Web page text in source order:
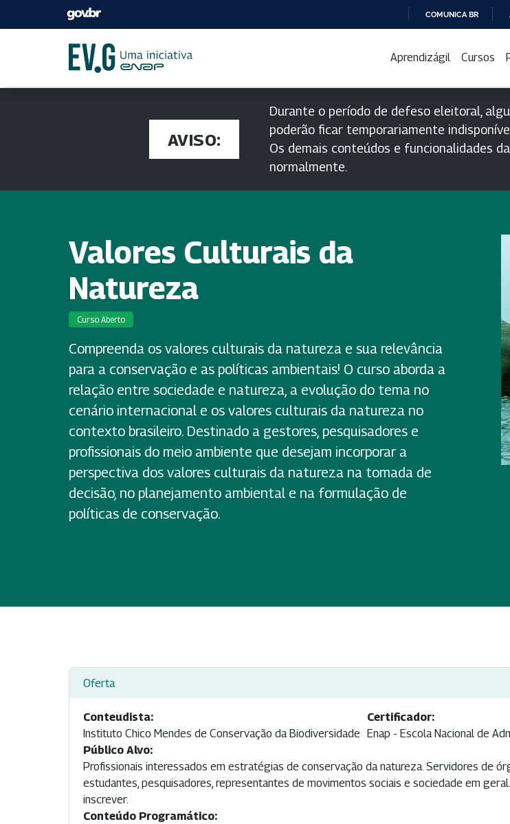
PARA
CONTEÚDO
COMUNICA BR
Aprendizágil Cursos
AVISO:
Durante o período de defeso eleitoral,
poderão ficar temporariamente
Os demais conteúdos e funcionalidades
normalmente.
Valores Culturais da
Natureza
Curso Aberto
Compreenda os valores culturais da natureza e sua relevância
para a conservação e as políticas ambientais! O curso aborda a
relação entre sociedade e natureza, a evolução do tema no
cenário internacional e os valores culturais da natureza no
contexto brasileiro. Destinado a gestores, pesquisadores e
profissionais do meio ambiente que desejam incorporar a
perspectiva dos valores culturais da natureza na tomada de
decisão, no planejamento ambiental e na formulação de
políticas de conservação.
Oferta
Conteudista:
Instituto Chico Mendes de Conservação da Biodiversidade
Certificador:
Enap - Escola Nacional de
Público Alvo:
Profissionais interessados em estratégias de conservação da natureza. Servidores de
estudantes, pesquisadores, representantes de movimentos sociais e sociedade em
inscrever.
Conteúdo Programático: